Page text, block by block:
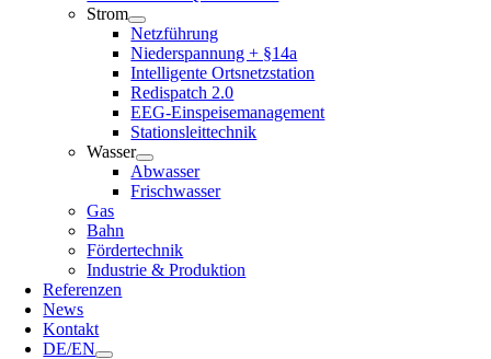
Strom
Netzführung
Niederspannung + §14a
Intelligente Ortsnetzstation
Redispatch 2.0
EEG-Einspeisemanagement
Stationsleittechnik
Wasser
Abwasser
Frischwasser
Gas
Bahn
Fördertechnik
Industrie & Produktion
Referenzen
News
Kontakt
DE/EN